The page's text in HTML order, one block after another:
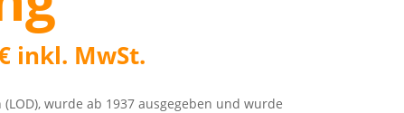
inkl. MwSt.
wurde ab 1937 ausgegeben und wurde